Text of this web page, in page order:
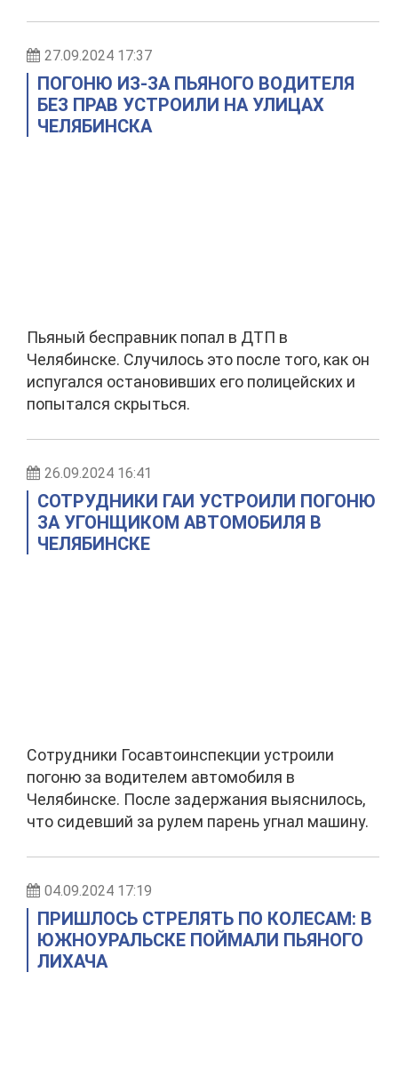
27.09.2024 17:37
ПОГОНЮ ИЗ-ЗА ПЬЯНОГО ВОДИТЕЛЯ
БЕЗ ПРАВ УСТРОИЛИ НА УЛИЦАХ
ЧЕЛЯБИНСКА
Пьяный бесправник попал в ДТП в
Челябинске. Случилось это после того, как он
испугался остановивших его полицейских и
попытался скрыться.
26.09.2024 16:41
СОТРУДНИКИ ГАИ УСТРОИЛИ ПОГОНЮ
ЗА УГОНЩИКОМ АВТОМОБИЛЯ В
ЧЕЛЯБИНСКЕ
Сотрудники Госавтоинспекции устроили
погоню за водителем автомобиля в
Челябинске. После задержания выяснилось,
что сидевший за рулем парень угнал машину.
04.09.2024 17:19
ПРИШЛОСЬ СТРЕЛЯТЬ ПО КОЛЕСАМ: В
ЮЖНОУРАЛЬСКЕ ПОЙМАЛИ ПЬЯНОГО
ЛИХАЧА